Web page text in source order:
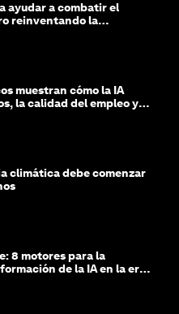
ayudar a combatir el
reinventando la
muestran cómo la IA
la calidad del empleo y
climática debe comenzar
8 motores para la
de la IA en la era